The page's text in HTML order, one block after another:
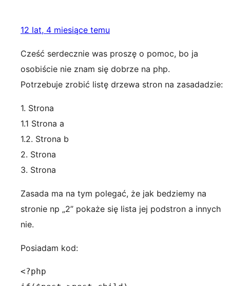
12 lat, 4 miesiące temu
Cześć serdecznie was proszę o pomoc, bo ja
osobiście nie znam się dobrze na php.
Potrzebuje zrobić listę drzewa stron na zasadadzie:
1. Strona
1.1 Strona a
1.2. Strona b
2. Strona
3. Strona
Zasada ma na tym polegać, że jak bedziemy na
stronie np „2” pokaże się lista jej podstron a innych
nie.
Posiadam kod:
<?php